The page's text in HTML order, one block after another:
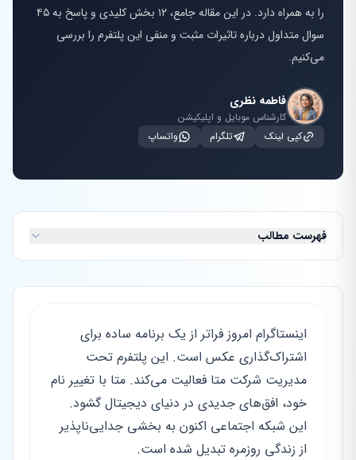
را به همراه دارد. در این مقاله جامع، ۱۲ بخش کلیدی و پاسخ به ۴۵
سوال متداول درباره تاثیرات مثبت و منفی این پلتفرم را بررسی
می‌کنیم.
فاطمه نظری
کارشناس موبایل و اپلیکیشن
کپی لینک
تلگرام واتساپ
فهرست مطالب
اینستاگرام امروز فراتر از یک برنامه ساده برای
اشتراک‌گذاری عکس است. این پلتفرم تحت
مدیریت شرکت متا فعالیت می‌کند. متا با تغییر نام
خود، افق‌های جدیدی در دنیای دیجیتال گشود.
این شبکه اجتماعی اکنون به بخشی جدایی‌ناپذیر
از زندگی روزمره تبدیل شده است.